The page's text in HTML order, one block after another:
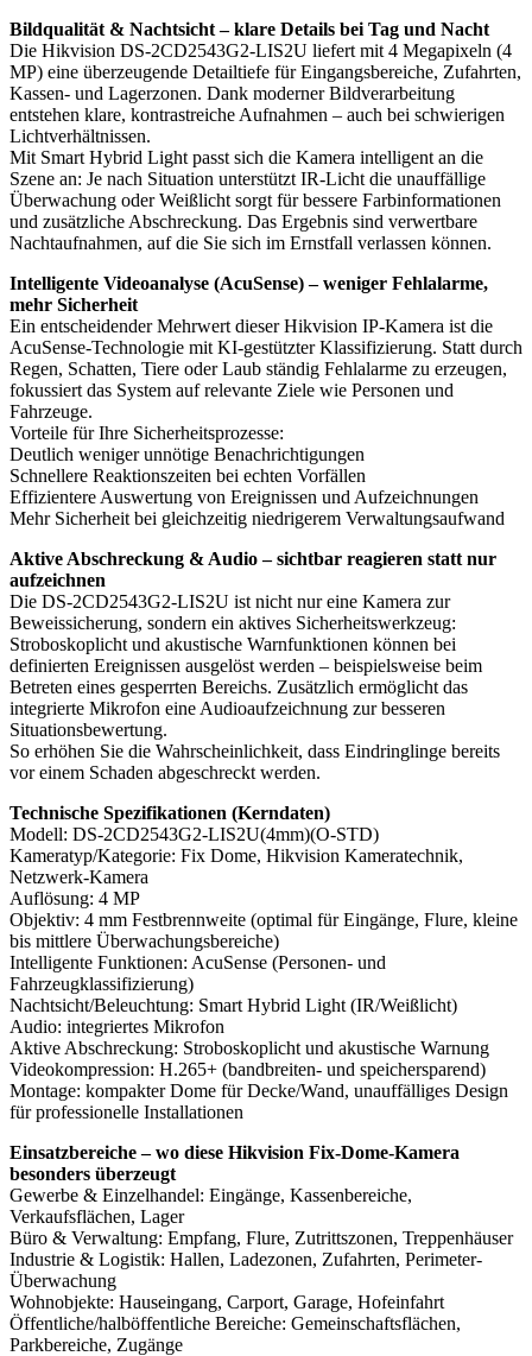
Bildqualität & Nachtsicht – klare Details bei Tag und Nacht
Die Hikvision DS-2CD2543G2-LIS2U liefert mit 4 Megapixeln (4
MP) eine überzeugende Detailtiefe für Eingangsbereiche, Zufahrten,
Kassen- und Lagerzonen. Dank moderner Bildverarbeitung
entstehen klare, kontrastreiche Aufnahmen – auch bei schwierigen
Lichtverhältnissen.
Mit Smart Hybrid Light passt sich die Kamera intelligent an die
Szene an: Je nach Situation unterstützt IR-Licht die unauffällige
Überwachung oder Weißlicht sorgt für bessere Farbinformationen
und zusätzliche Abschreckung. Das Ergebnis sind verwertbare
Nachtaufnahmen, auf die Sie sich im Ernstfall verlassen können.
Intelligente Videoanalyse (AcuSense) – weniger Fehlalarme,
mehr Sicherheit
Ein entscheidender Mehrwert dieser Hikvision IP-Kamera ist die
AcuSense-Technologie mit KI-gestützter Klassifizierung. Statt durch
Regen, Schatten, Tiere oder Laub ständig Fehlalarme zu erzeugen,
fokussiert das System auf relevante Ziele wie Personen und
Fahrzeuge.
Vorteile für Ihre Sicherheitsprozesse:
Deutlich weniger unnötige Benachrichtigungen
Schnellere Reaktionszeiten bei echten Vorfällen
Effizientere Auswertung von Ereignissen und Aufzeichnungen
Mehr Sicherheit bei gleichzeitig niedrigerem Verwaltungsaufwand
Aktive Abschreckung & Audio – sichtbar reagieren statt nur
aufzeichnen
Die DS-2CD2543G2-LIS2U ist nicht nur eine Kamera zur
Beweissicherung, sondern ein aktives Sicherheitswerkzeug:
Stroboskoplicht und akustische Warnfunktionen können bei
definierten Ereignissen ausgelöst werden – beispielsweise beim
Betreten eines gesperrten Bereichs. Zusätzlich ermöglicht das
integrierte Mikrofon eine Audioaufzeichnung zur besseren
Situationsbewertung.
So erhöhen Sie die Wahrscheinlichkeit, dass Eindringlinge bereits
vor einem Schaden abgeschreckt werden.
Technische Spezifikationen (Kerndaten)
Modell: DS-2CD2543G2-LIS2U(4mm)(O-STD)
Kameratyp/Kategorie: Fix Dome, Hikvision Kameratechnik,
Netzwerk-Kamera
Auflösung: 4 MP
Objektiv: 4 mm Festbrennweite (optimal für Eingänge, Flure, kleine
bis mittlere Überwachungsbereiche)
Intelligente Funktionen: AcuSense (Personen- und
Fahrzeugklassifizierung)
Nachtsicht/Beleuchtung: Smart Hybrid Light (IR/Weißlicht)
Audio: integriertes Mikrofon
Aktive Abschreckung: Stroboskoplicht und akustische Warnung
Videokompression: H.265+ (bandbreiten- und speichersparend)
Montage: kompakter Dome für Decke/Wand, unauffälliges Design
für professionelle Installationen
Einsatzbereiche – wo diese Hikvision Fix-Dome-Kamera
besonders überzeugt
Gewerbe & Einzelhandel: Eingänge, Kassenbereiche,
Verkaufsflächen, Lager
Büro & Verwaltung: Empfang, Flure, Zutrittszonen, Treppenhäuser
Industrie & Logistik: Hallen, Ladezonen, Zufahrten, Perimeter-
Überwachung
Wohnobjekte: Hauseingang, Carport, Garage, Hofeinfahrt
Öffentliche/halböffentliche Bereiche: Gemeinschaftsflächen,
Parkbereiche, Zugänge